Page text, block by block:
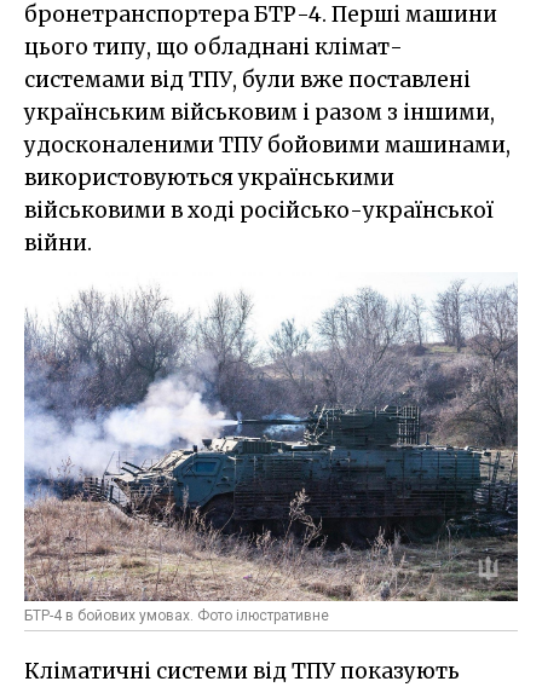
бронетранспортера БТР-4. Перші машини
цього типу, що обладнані клімат-
системами від ТПУ, були вже поставлені
українським військовим і разом з іншими,
удосконаленими ТПУ бойовими машинами,
використовуються українськими
військовими в ході російсько-української
війни.
БТР-4 в бойових умовах. Фото ілюстративне
Кліматичні системи від ТПУ показують